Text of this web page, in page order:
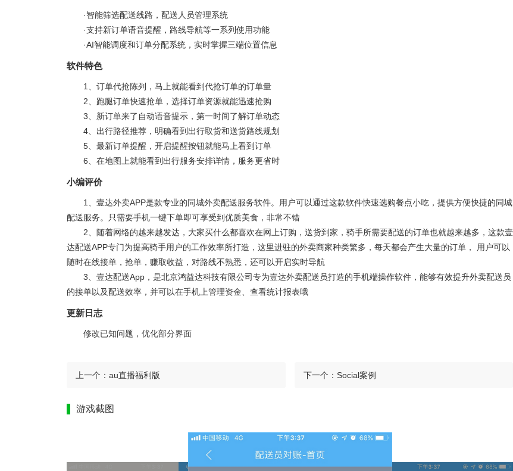
·智能筛选配送线路，配送人员管理系统
·支持新订单语音提醒，路线导航等一系列使用功能
·AI智能调度和订单分配系统，实时掌握三端位置信息
软件特色
1、订单代抢陈列，马上就能看到代抢订单的订单量
2、跑腿订单快速抢单，选择订单资源就能迅速抢购
3、新订单来了自动语音提示，第一时间了解订单动态
4、出行路径推荐，明确看到出行取货和送货路线规划
5、最新订单提醒，开启提醒按钮就能马上看到订单
6、在地图上就能看到出行服务安排详情，服务更省时
小编评价
1、壹达外卖APP是款专业的同城外卖配送服务软件。用户可以通过这款软件快速选购餐点小吃，提供方便快捷的同城
配送服务。只需要手机一键下单即可享受到优质美食，非常不错
2、随着网络的越来越发达，大家买什么都喜欢在网上订购，送货到家，骑手所需要配送的订单也就越来越多，这款壹
达配送APP专门为提高骑手用户的工作效率所打造，这里进驻的外卖商家种类繁多，每天都会产生大量的订单， 用户可以
随时在线接单，抢单，赚取收益，对路线不熟悉，还可以开启实时导航
3、壹达配送App，是北京鸿益达科技有限公司专为壹达外卖配送员打造的手机端操作软件，能够有效提升外卖配送员
的接单以及配送效率，并可以在手机上管理资金、查看统计报表哦
更新日志
修改已知问题，优化部分界面
上一个： au直播福利版 下一个： Social案例
游戏截图